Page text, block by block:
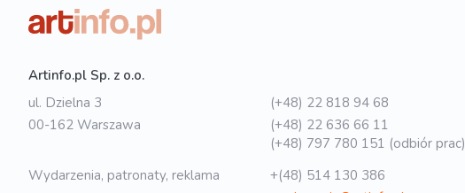
Artinfo.pl Sp. z o.o.
ul. Dzielna 3
00-162 Warszawa
(+48) 22 818 94 68
(+48) 22 636 66 11
(+48) 797 780 151 (odbiór prac)
Wydarzenia, patronaty, reklama
+(48) 514 130 386